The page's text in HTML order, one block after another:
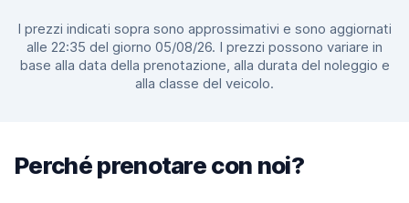
I prezzi indicati sopra sono approssimativi e sono aggiornati
alle 22:35 del giorno 05/08/26. I prezzi possono variare in
base alla data della prenotazione, alla durata del noleggio e
alla classe del veicolo.
Perché prenotare con noi?